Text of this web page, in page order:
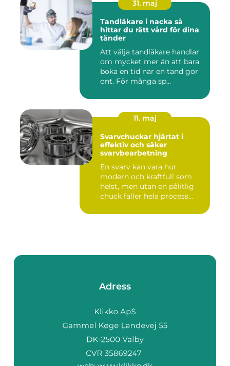
31. maj
Tandläkare i nacka så
hittar du rätt vård för dina
tänder
Att välja tandläkare handlar
om mycket mer än att bara
boka en tid när en tand gör
ont. För många sp...
11. maj
Svarvchuckar hjärtat i
effektiv och säker
svarvbearbetning
En svarv kan vara hur
modern och kraftfull som
helst, men utan en pålitlig
chuck faller hela process...
Adress